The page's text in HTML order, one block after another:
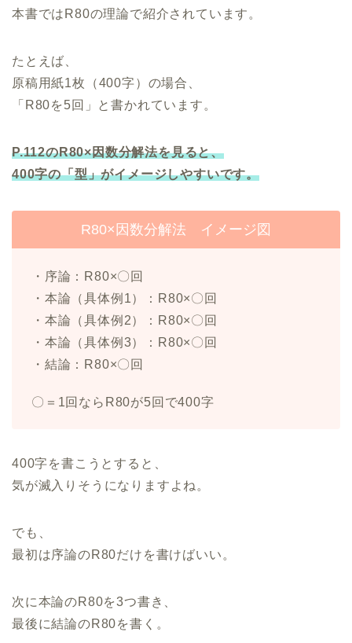
本書ではR80の理論で紹介されています。
たとえば、
原稿用紙1枚（400字）の場合、
「R80を5回」と書かれています。
P.112のR80×因数分解法を見ると、
400字の「型」がイメージしやすいです。
R80×因数分解法 イメージ図
・序論：R80×〇回
・本論（具体例1）：R80×〇回
・本論（具体例2）：R80×〇回
・本論（具体例3）：R80×〇回
・結論：R80×〇回
〇＝1回ならR80が5回で400字
400字を書こうとすると、
気が滅入りそうになりますよね。
でも、
最初は序論のR80だけを書けばいい。
次に本論のR80を3つ書き、
最後に結論のR80を書く。